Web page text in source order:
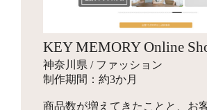
10,000円～
検索エンジン対策ワード入力
Search Consoleの設定
お見積り
新規商品登録、引っ越しでの登録など
た商品設定代行を行います。
パッケージデザイン
お見積り
商品のパッケージやロゴ画像、ブラン
を行います。
KEY MEMORY Online
神奈川県 / ファッション
制作期間：約3か月
商品数が増えてきたことと、お